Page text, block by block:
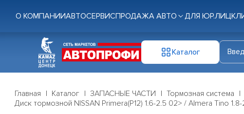
О КОМПАНИИАВТОСЕРВИСПРОДАЖА АВТО ДЛЯ ЮР.ЛИЦ
Каталог
Главная Каталог ЗАПАСНЫЕ ЧАСТИ Тормозная система
Диск тормозной NISSAN Primera(P12) 1.6-2.5 02> / Almera Tino